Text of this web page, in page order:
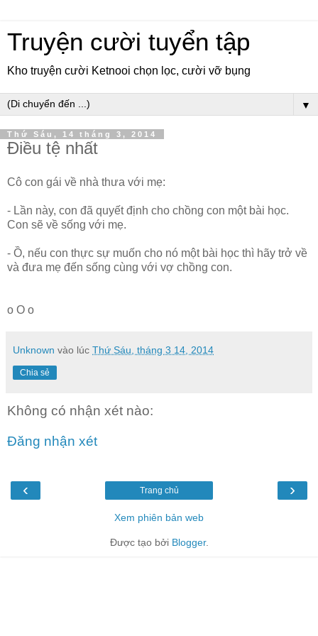
Truyện cười tuyển tập
Kho truyện cười Ketnooi chọn lọc, cười vỡ bụng
▼
Thứ Sáu, 14 tháng 3, 2014
Điều tệ nhất
Cô con gái về nhà thưa với mẹ:
- Lần này, con đã quyết định cho chồng con một bài học.
Con sẽ về sống với mẹ.
- Ồ, nếu con thực sự muốn cho nó một bài học thì hãy trở về
và đưa mẹ đến sống cùng với vợ chồng con.
o O o
Unknown vào lúc Thứ Sáu, tháng 3 14, 2014
Chia sẻ
Không có nhận xét nào:
Đăng nhận xét
‹ ›
Trang chủ
Xem phiên bản web
Được tạo bởi Blogger.